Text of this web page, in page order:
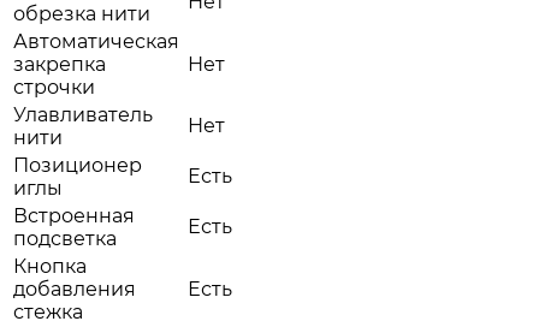
обрезка нити
Автоматическая
закрепка
строчки
Нет
Улавливатель
нити
Нет
Позиционер
иглы
Есть
Встроенная
подсветка
Есть
Кнопка
добавления
стежка
Есть